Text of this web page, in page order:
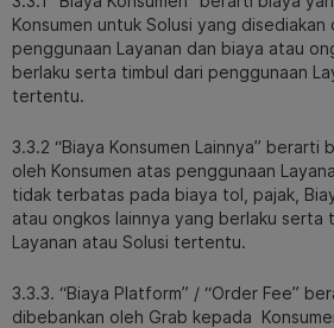
Konsumen untuk Solusi yang disediakan
penggunaan Layanan dan biaya atau
berlaku serta timbul dari penggunaan
tertentu.
3.3.2 “Biaya Konsumen Lainnya” berarti
oleh Konsumen atas penggunaan
tidak terbatas pada biaya tol, pajak,
atau ongkos lainnya yang berlaku serta
Layanan atau Solusi tertentu.
3.3.3. “Biaya Platform” / “Order Fee”
dibebankan oleh Grab kepada